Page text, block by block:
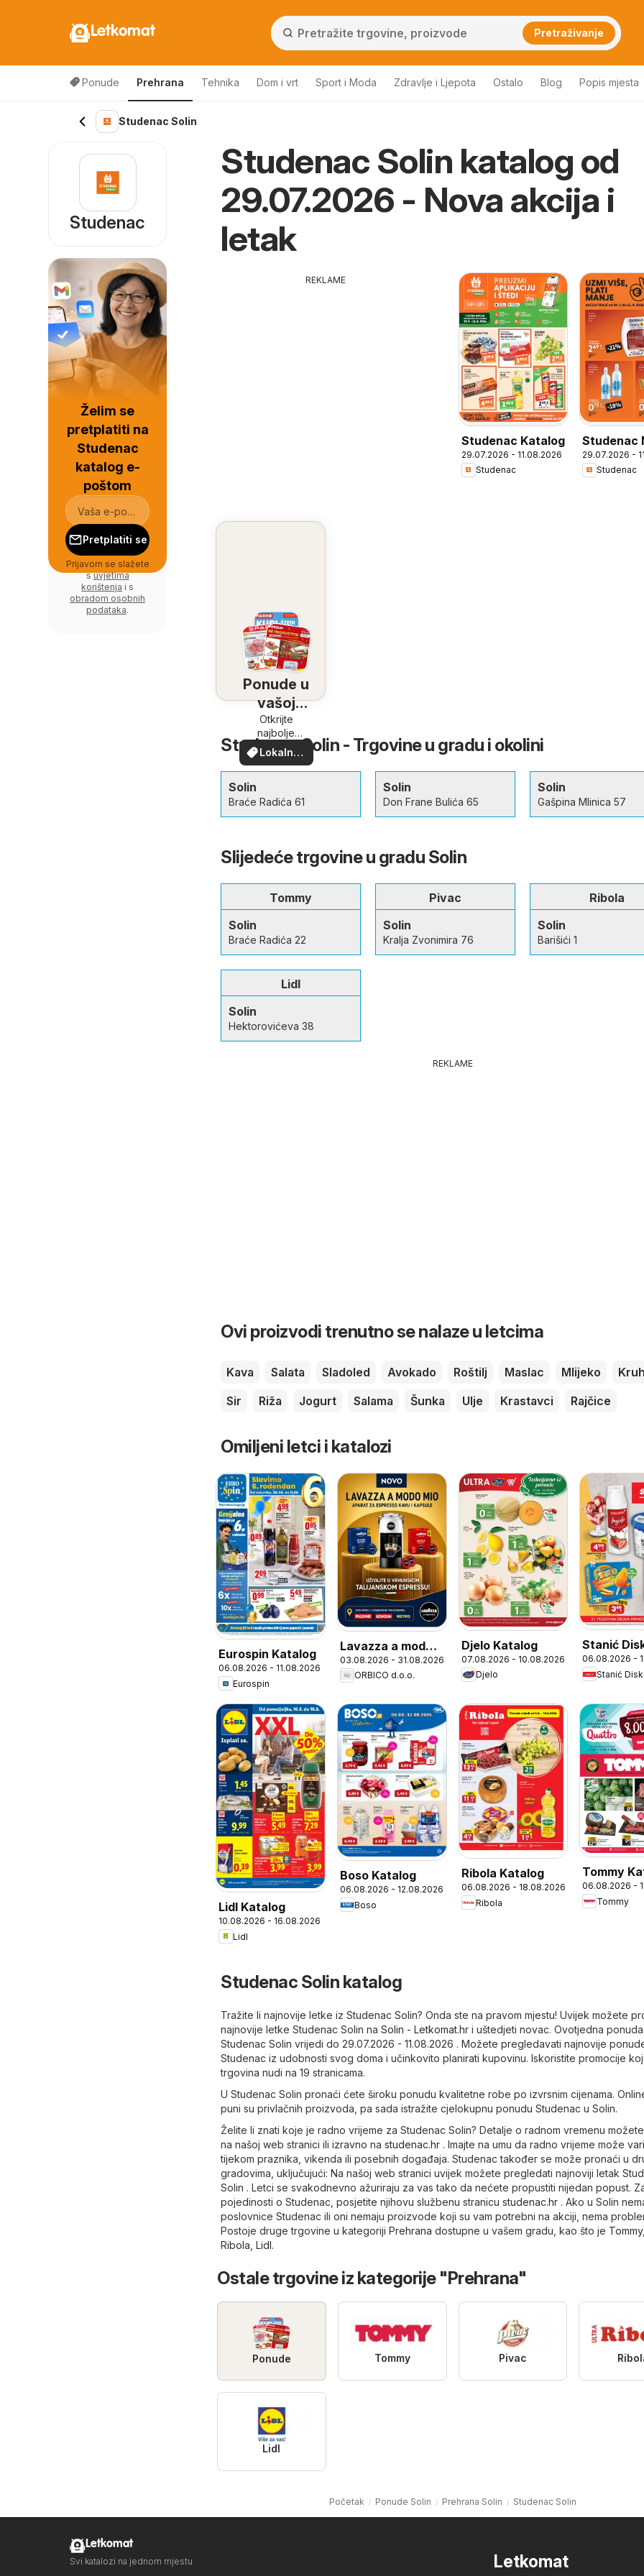
Letkomat Pretraživanje
Ponude Prehrana Tehnika Dom i vrt Sport i Moda Zdravlje i Ljepota Ostalo Blog Popis mjesta
Studenac Solin
Studenac Solin katalog od
29.07.2026 - Nova akcija i
letak
REKLAME
Studenac Katalog
29.07.2026 - 11.08.2026
Studenac
Studenac
Ušteda
29.07.2026 -
Studenac
Ponude u
vašoj
blizini
Otkrijte
najbolje
ponude u
vašoj blizini
Lokalne
ponude
Studenac Solin - Trgovine u gradu i okolini
Solin
Braće Radića 61
Solin
Don Frane Bulića 65
Solin
Gašpina Mlinica 57
Slijedeće trgovine u gradu Solin
Tommy
Solin
Braće Radića 22
Pivac
Solin
Kralja Zvonimira 76
Ribola
Solin
Barišići 1
Lidl
Solin
Hektorovićeva 38
REKLAME
Ovi proizvodi trenutno se nalaze u letcima
Kava Salata Sladoled Avokado Roštilj Maslac Mlijeko
Sir
Riža Jogurt Salama Šunka Ulje Krastavci Rajčice
Omiljeni letci i katalozi
Eurospin Katalog
06.08.2026 - 11.08.2026
Eurospin
Lavazza a modo
mio
03.08.2026 - 31.08.2026
ORBICO d.o.o.
Djelo Katalog
07.08.2026 - 10.08.2026
Djelo
Stanić
Katalog
06.08.2026 -
Stanić
Lidl Katalog
10.08.2026 - 16.08.2026
Lidl
Boso Katalog
06.08.2026 - 12.08.2026
Boso
Ribola Katalog
06.08.2026 - 18.08.2026
Ribola
Tommy
06.08.2026 -
Tommy
Studenac Solin katalog
Tražite li najnovije letke iz Studenac Solin? Onda ste na pravom mjestu! Uvijek možete
najnovije letke Studenac Solin na Solin - Letkomat.hr i uštedjeti novac. Ovotjedna
Studenac Solin vrijedi do 29.07.2026 - 11.08.2026 . Možete pregledavati najnovije
Studenac iz udobnosti svog doma i učinkovito planirati kupovinu. Iskoristite promocije
trgovina nudi na 19 stranicama.
U Studenac Solin pronaći ćete široku ponudu kvalitetne robe po izvrsnim cijenama.
puni su privlačnih proizvoda, pa sada istražite cjelokupnu ponudu Studenac u Solin.
Želite li znati koje je radno vrijeme za Studenac Solin? Detalje o radnom vremenu
na našoj web stranici ili izravno na studenac.hr . Imajte na umu da radno vrijeme može
tijekom praznika, vikenda ili posebnih događaja. Studenac također se može pronaći u
gradovima, uključujući: Na našoj web stranici uvijek možete pregledati najnoviji letak
Solin . Letci se svakodnevno ažuriraju za vas tako da nećete propustiti nijedan popust.
pojedinosti o Studenac, posjetite njihovu službenu stranicu studenac.hr . Ako u Solin
poslovnice Studenac ili oni nemaju proizvode koji su vam potrebni na akciji, nema
Postoje druge trgovine u kategoriji Prehrana dostupne u vašem gradu, kao što je Tommy
Ribola Lidl.
Ostale trgovine iz kategorije "Prehrana"
Ponude Tommy Pivac
Lidl
Početak Ponude Solin Prehrana Solin Studenac Solin
Studenac
Želim se
pretplatiti na
Studenac
katalog e-
poštom
Pretplatiti se
Prijavom se slažete
suvjetima
korištenja i s
obradom osobnih
podataka.
Letkomat
Letkomat
Svi katalozi na jednom mjestu